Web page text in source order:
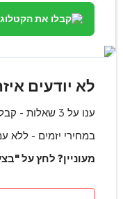
קבלו את
לא יודעים
ענו על 3 שאלות - קבלו מבחר פריטים מותאם אישית
במחירי יזמים - ללא
מעוניין? לחץ על